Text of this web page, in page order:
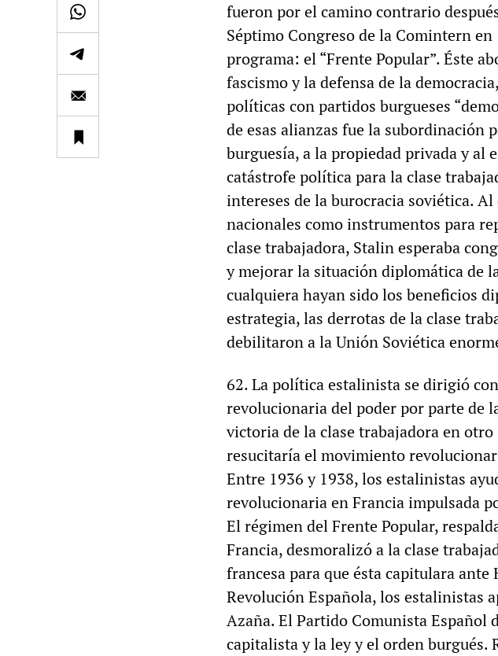
fueron por el camino contrario
Séptimo Congreso de la Comintern
programa: el “Frente Popular”. Éste
fascismo y la defensa de la
políticas con partidos burgueses
de esas alianzas fue la subordinación
burguesía, a la propiedad privada y al
catástrofe política para la clase
intereses de la burocracia soviética.
nacionales como instrumentos para
clase trabajadora, Stalin esperaba
y mejorar la situación diplomática de
cualquiera hayan sido los beneficios
estrategia, las derrotas de la clase
debilitaron a la Unión Soviética
62. La política estalinista se dirigió
revolucionaria del poder por parte de
victoria de la clase trabajadora en
resucitaría el movimiento
Entre 1936 y 1938, los estalinistas
revolucionaria en Francia impulsada
El régimen del Frente Popular,
Francia, desmoralizó a la clase
francesa para que ésta capitulara
Revolución Española, los estalinistas
Azaña. El Partido Comunista Español
capitalista y la ley y el orden burgués.